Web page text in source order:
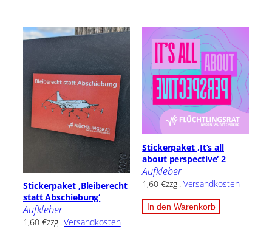
Stickerpaket ‚Bleiberecht
statt Abschiebung‘
Aufkleber
1,60 €zzgl.Versandkosten
Stickerpaket ‚It’s all
about perspective‘ 2
Aufkleber
1,60 €zzgl. Versandkosten
In den Warenkorb